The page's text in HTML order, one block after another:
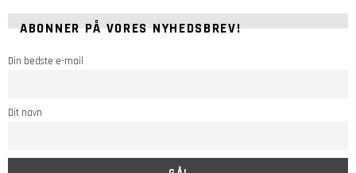
ABONNER PÅ VORES NYHEDSBREV!
Din bedste e-mail
Dit navn